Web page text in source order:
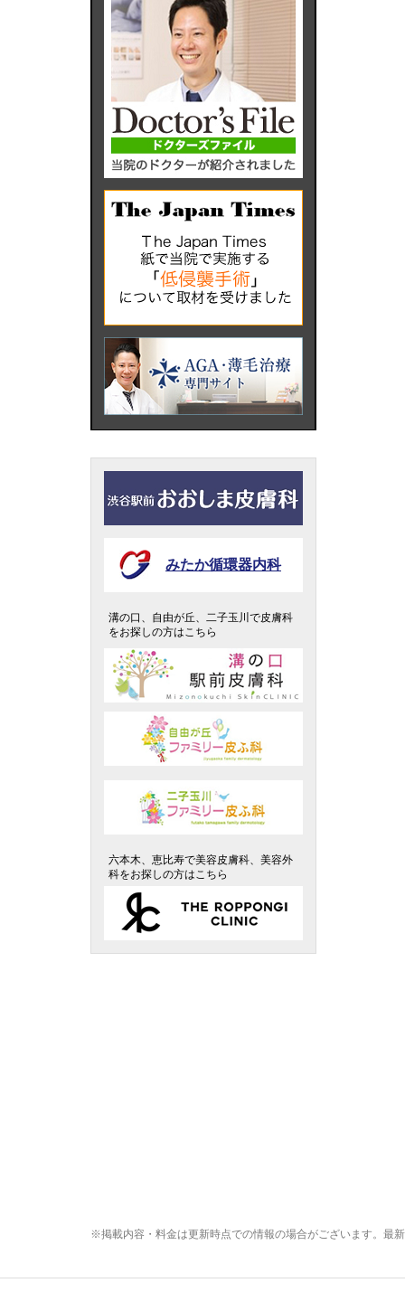
みたか循環器内科
溝の口、自由が丘、二子玉川で皮膚科
をお探しの方はこちら
六本木、恵比寿で美容皮膚科、美容外
科をお探しの方はこちら
※掲載内容・料金は更新時点での情報の場合がございます。最